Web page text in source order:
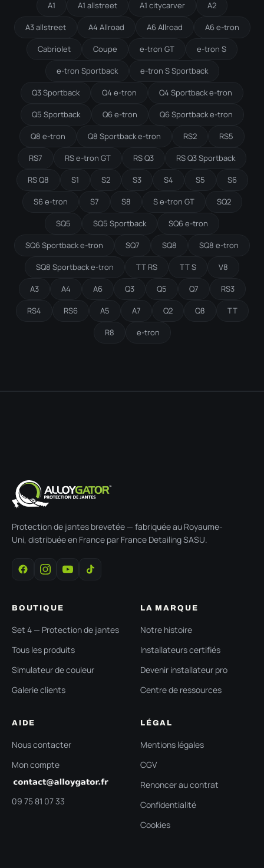
A1 A1 allstreet A1 citycarver A2
A3 allstreet A4 Allroad A6 Allroad A6 e-tron
Cabriolet Coupe e-tron GT e-tron S
e-tron Sportback e-tron S Sportback
Q3 Sportback Q4 e-tron Q4 Sportback e-tron
Q5 Sportback Q6 e-tron Q6 Sportback e-tron
Q8 e-tron Q8 Sportback e-tron RS2 RS5
RS7 RS e-tron GT RS Q3 RS Q3 Sportback
RS Q8 S1 S2 S3 S4 S5 S6
S6 e-tron S7 S8 S e-tron GT SQ2
SQ5 SQ5 Sportback SQ6 e-tron
SQ6 Sportback e-tron SQ7 SQ8 SQ8 e-tron
SQ8 Sportback e-tron TT RS TT S V8
A3 A4 A6 Q3 Q5 Q7 RS3
RS4 RS6 A5 A7 Q2 Q8 TT
R8 e-tron
Protection de jantes brevetée — fabriquée au Royaume-
Uni, distribuée en France par France Detailing SASU.
BOUTIQUE
Set 4 — Protection de jantes
Tous les produits
Simulateur de couleur
Galerie clients
LA MARQUE
Notre histoire
Installateurs certifiés
Devenir installateur pro
Centre de ressources
AIDE
Nous contacter
Mon compte
09 75 81 07 33
LÉGAL
Mentions légales
CGV
Renoncer au contrat
Confidentialité
Cookies